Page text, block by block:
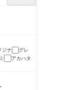
ジナ
グレ
アカハタ